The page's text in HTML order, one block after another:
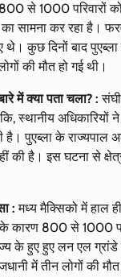
से 1000 परिवारों
सामना कर रहा है।
थे। कुछ दिनों बाद
की मौत हो गई थी।
में क्या पता चला? :
स्थानीय अधिकारियों
है। पुएब्ला के राज्यपाल
की है। इस घटना से
:मध्य मैक्सिको में हाल
के कारण 800 से 1000
के हुए हुए लन एल
में तीन लोगों की